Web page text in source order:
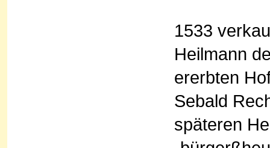
1533
Heilmann
ererbten
Sebald
späteren